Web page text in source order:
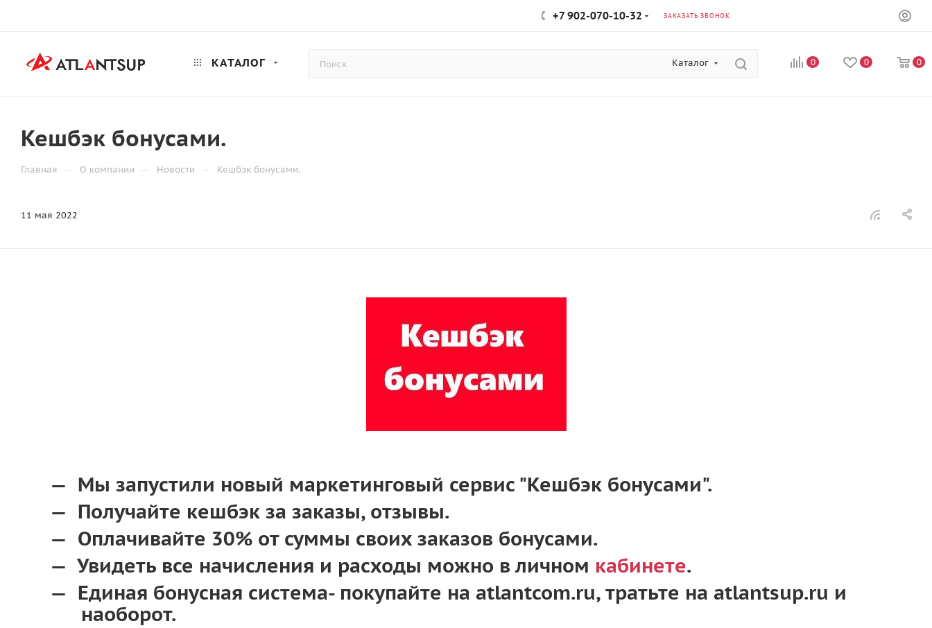
+7 902-070-10-32 ЗАКАЗАТЬ ЗВОНОК
КАТАЛОГ Каталог 0 0 0
Кешбэк бонусами.
Главная — О компании — Новости — Кешбэк бонусами.
11 мая 2022
Мы запустили новый маркетинговый сервис "Кешбэк бонусами".
Получайте кешбэк за заказы, отзывы.
Оплачивайте 30% от суммы своих заказов бонусами.
Увидеть все начисления и расходы можно в личном кабинете.
Единая бонусная система- покупайте на atlantcom.ru, тратьте на atlantsup.ru и
наоборот.